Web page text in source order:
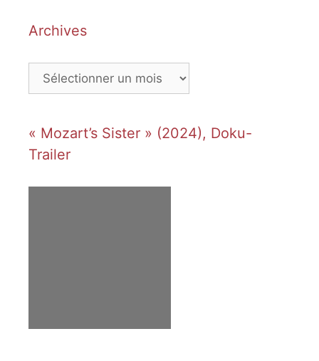
Archives
Archives
« Mozart’s Sister » (2024), Doku-
Trailer